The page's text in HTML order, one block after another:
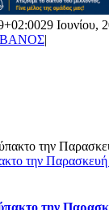
29 Ιουνίου,
|
την